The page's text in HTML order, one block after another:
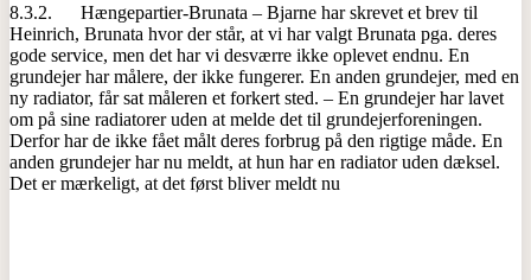
8.3.2. Hængepartier-Brunata – Bjarne har skrevet et brev til
Heinrich, Brunata hvor der står, at vi har valgt Brunata pga. deres
gode service, men det har vi desværre ikke oplevet endnu. En
grundejer har målere, der ikke fungerer. En anden grundejer, med en
ny radiator, får sat måleren et forkert sted. – En grundejer har lavet
om på sine radiatorer uden at melde det til grundejerforeningen.
Derfor har de ikke fået målt deres forbrug på den rigtige måde. En
anden grundejer har nu meldt, at hun har en radiator uden dæksel.
Det er mærkeligt, at det først bliver meldt nu